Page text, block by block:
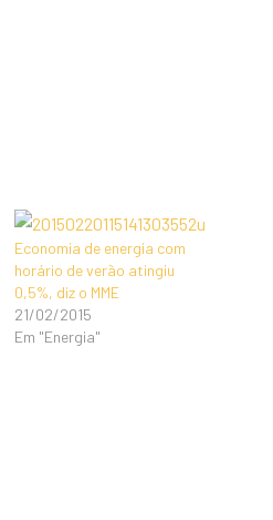
Economia de energia com
horário de verão atingiu
0,5%, diz o MME
21/02/2015
Em "Energia"